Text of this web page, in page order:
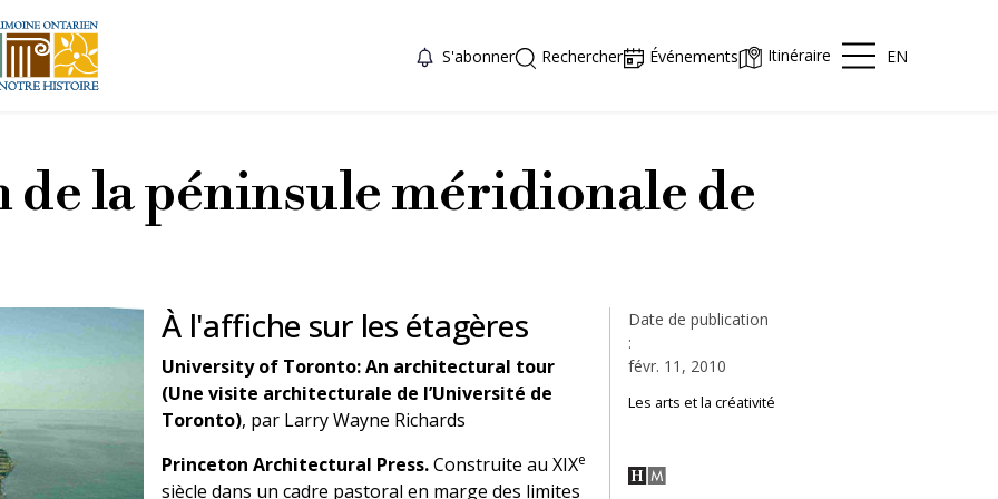
S'abonner Rechercher Événements Itinéraire EN
la péninsule méridionale de
Date de publication
:
févr. 11, 2010
Les arts et la créativité
À l'affiche sur les étagères
University of Toronto: An architectural tour
(Une visite architecturale de l’Université de
Toronto), par Larry Wayne Richards
Princeton Architectural Press.Construite au XIXe
siècle dans un cadre pastoral en marge des limites